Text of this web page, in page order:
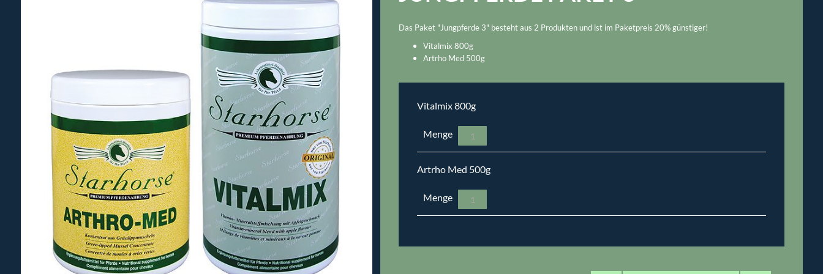
Das Paket "Jungpferde 3" besteht aus 2 Produkten und ist im Paketpreis 20% günstiger!
Vitalmix 800g
Artrho Med 500g
Vitalmix 800g
Menge
Artrho Med 500g
Menge